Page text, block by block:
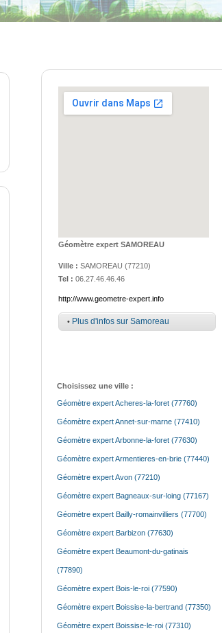
Géomètre expert SAMOREAU
Ville : SAMOREAU (77210)
Tel : 06.27.46.46.46
http://www.geometre-expert.info
• Plus d'infos sur Samoreau
Choisissez une ville :
Géomètre expert Acheres-la-foret (77760)
Géomètre expert Annet-sur-marne (77410)
Géomètre expert Arbonne-la-foret (77630)
Géomètre expert Armentieres-en-brie (77440)
Géomètre expert Avon (77210)
Géomètre expert Bagneaux-sur-loing (77167)
Géomètre expert Bailly-romainvilliers (77700)
Géomètre expert Barbizon (77630)
Géomètre expert Beaumont-du-gatinais
(77890)
Géomètre expert Bois-le-roi (77590)
Géomètre expert Boissise-la-bertrand (77350)
Géomètre expert Boissise-le-roi (77310)